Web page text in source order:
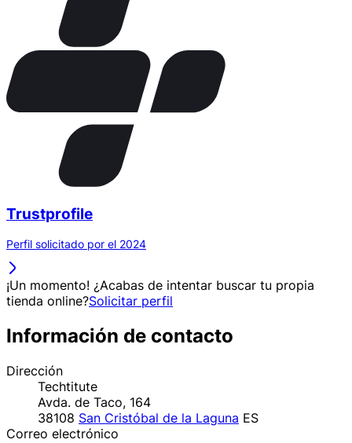
Trustprofile
Perfil solicitado por el 2024
¡Un momento! ¿Acabas de intentar buscar tu propia
tienda online?Solicitar perfil
Información de contacto
Dirección
Techtitute
Avda. de Taco, 164
38108 San Cristóbal de la Laguna ES
Correo electrónico